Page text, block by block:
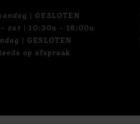
| GESLOTEN
zat | 10:30u - 18:00u
| GESLOTEN
op afspraak